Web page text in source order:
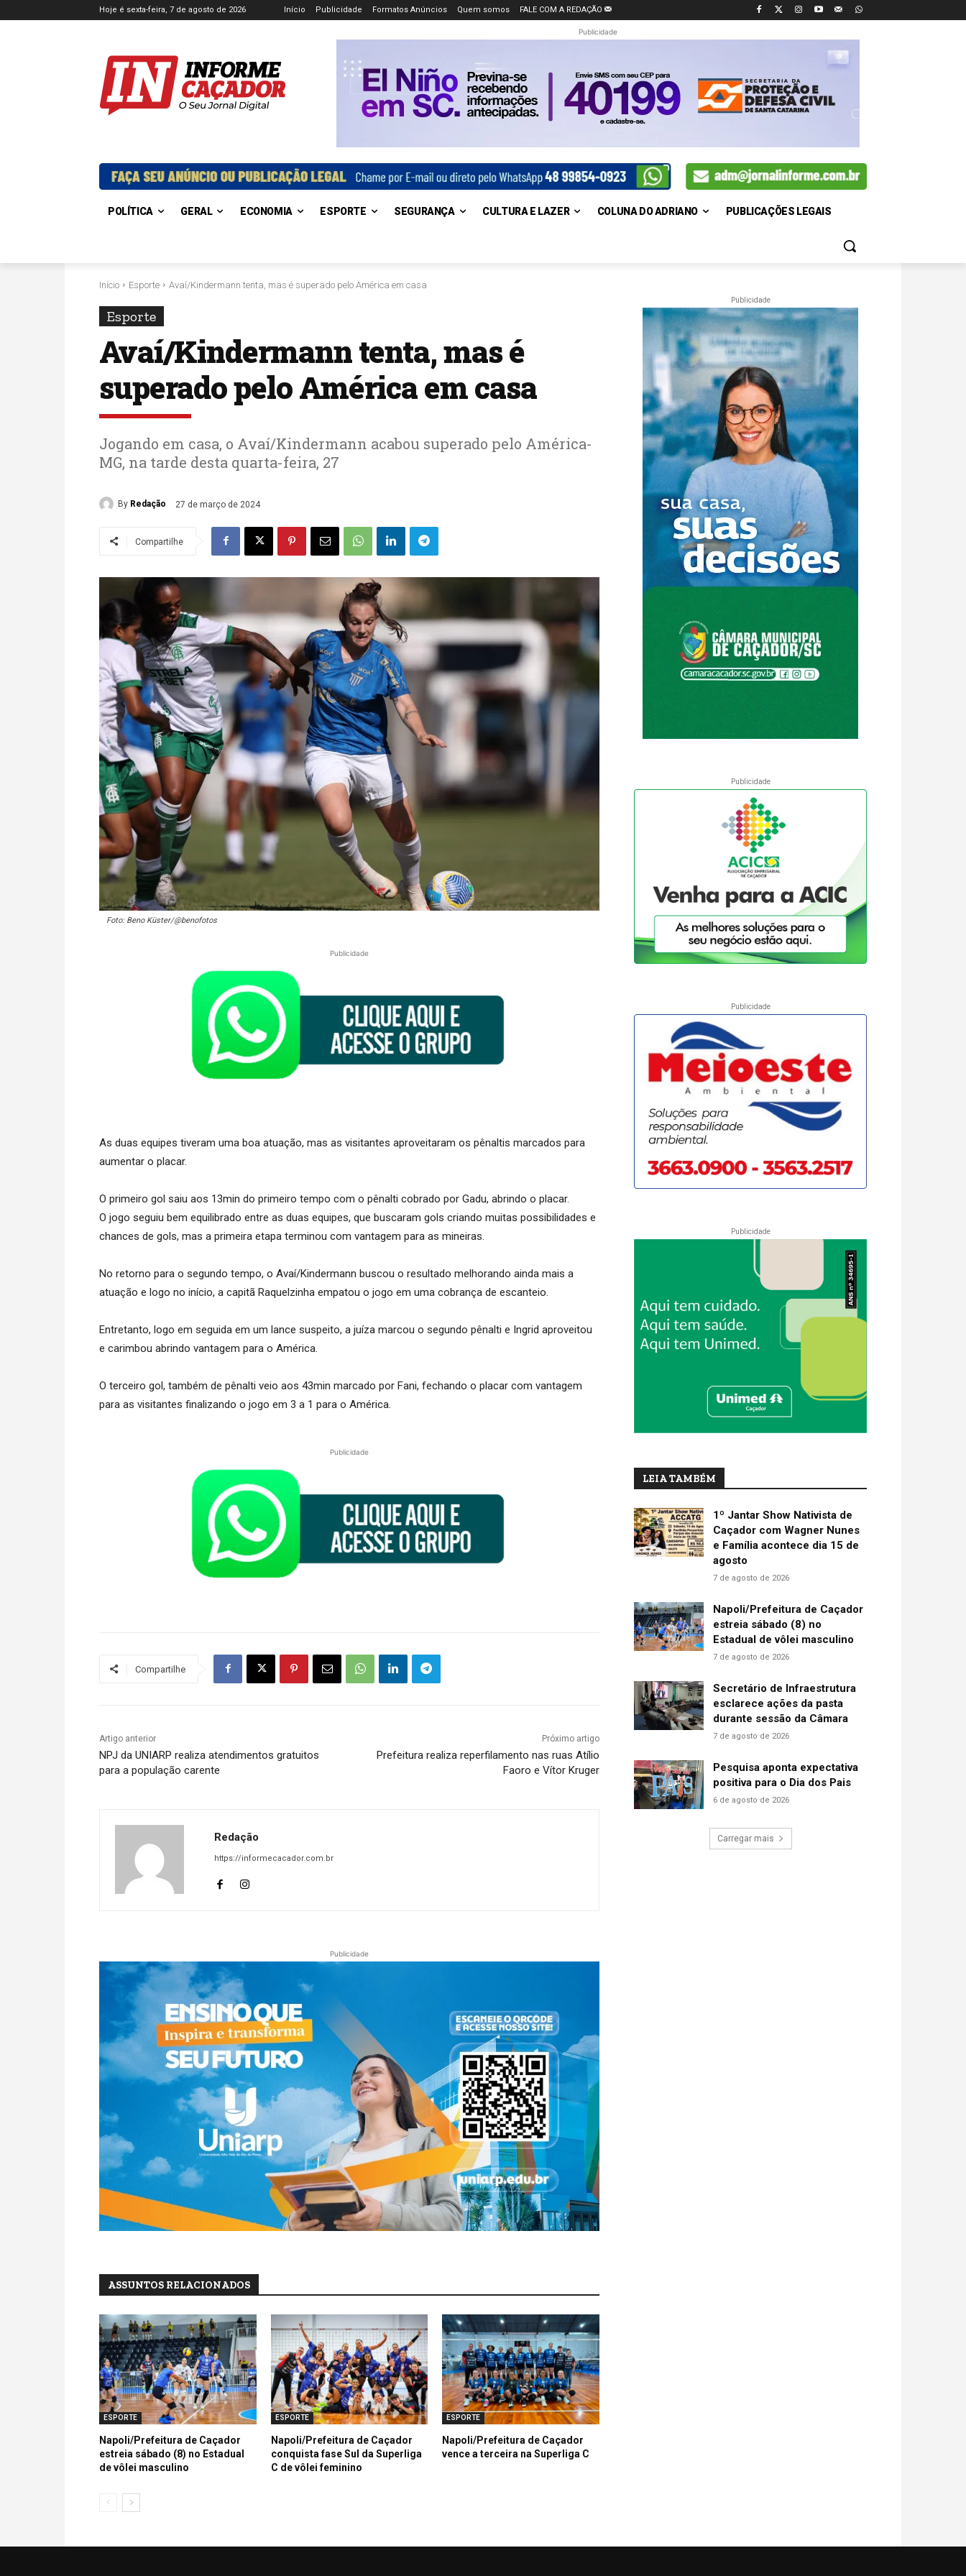
Hoje é sexta-feira, 7 de agosto de 2026 Início Publicidade Formatos Anúncios Quem somos FALE COM A REDAÇÃO
Publicidade
POLÍTICA GERAL ECONOMIA ESPORTE SEGURANÇA CULTURA E LAZER COLUNA DO ADRIANO PUBLICAÇÕES LEGAIS
Início Esporte Avaí/Kindermann tenta, mas é superado pelo América em casa
Esporte
Avaí/Kindermann tenta, mas é
superado pelo América em casa
Jogando em casa, o Avaí/Kindermann acabou superado pelo América-
MG, na tarde desta quarta-feira, 27
By Redação 27 de março de 2024
Compartilhe
Foto: Beno Küster/@benofotos
Publicidade
As duas equipes tiveram uma boa atuação, mas as visitantes aproveitaram os pênaltis marcados para
aumentar o placar.
O primeiro gol saiu aos 13min do primeiro tempo com o pênalti cobrado por Gadu, abrindo o placar.
O jogo seguiu bem equilibrado entre as duas equipes, que buscaram gols criando muitas possibilidades e
chances de gols, mas a primeira etapa terminou com vantagem para as mineiras.
No retorno para o segundo tempo, o Avaí/Kindermann buscou o resultado melhorando ainda mais a
atuação e logo no início, a capitã Raquelzinha empatou o jogo em uma cobrança de escanteio.
Entretanto, logo em seguida em um lance suspeito, a juíza marcou o segundo pênalti e Ingrid aproveitou
e carimbou abrindo vantagem para o América.
O terceiro gol, também de pênalti veio aos 43min marcado por Fani, fechando o placar com vantagem
para as visitantes finalizando o jogo em 3 a 1 para o América.
Publicidade
Compartilhe
Artigo anterior
NPJ da UNIARP realiza atendimentos gratuitos
para a população carente
Próximo artigo
Prefeitura realiza reperfilamento nas ruas Atílio
Faoro e Vítor Kruger
Redação
https://informecacador.com.br
Publicidade
ASSUNTOS RELACIONADOS
ESPORTE
Napoli/Prefeitura de Caçador
estreia sábado (8) no Estadual
de vôlei masculino
ESPORTE
Napoli/Prefeitura de Caçador
conquista fase Sul da Superliga
C de vôlei feminino
ESPORTE
Napoli/Prefeitura de Caçador
vence a terceira na Superliga C
Publicidade
Publicidade
Publicidade
Publicidade
LEIA TAMBÉM
1º Jantar Show Nativista de
Caçador com Wagner Nunes
e Família acontece dia 15 de
agosto
7 de agosto de 2026
Napoli/Prefeitura de Caçador
estreia sábado (8) no
Estadual de vôlei masculino
7 de agosto de 2026
Secretário de Infraestrutura
esclarece ações da pasta
durante sessão da Câmara
7 de agosto de 2026
Pesquisa aponta expectativa
positiva para o Dia dos Pais
6 de agosto de 2026
Carregar mais